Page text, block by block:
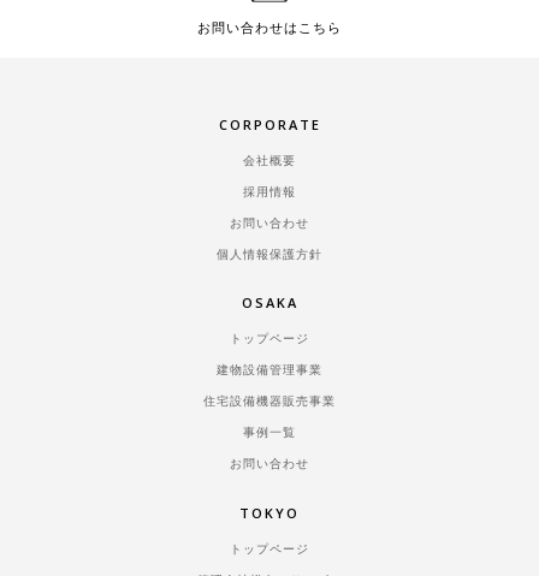
お問い合わせはこちら
CORPORATE
会社概要
採用情報
お問い合わせ
個人情報保護方針
OSAKA
トップページ
建物設備管理事業
住宅設備機器販売事業
事例一覧
お問い合わせ
TOKYO
トップページ